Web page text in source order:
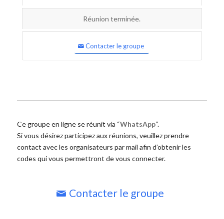
Réunion terminée.
Contacter le groupe
Ce groupe en ligne se réunit via “WhatsApp“.
Si vous désirez participez aux réunions, veuillez prendre
contact avec les organisateurs par mail afin d’obtenir les
codes qui vous permettront de vous connecter.
Contacter le groupe